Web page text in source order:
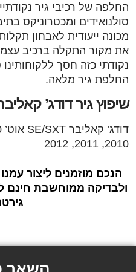
החלפה של רכיבי גיר
מכונה ייעודית לאבחון
את מקור התקלה ברכיב
נקודתי כזה חסך
החלפת גיר מלאה.
שיפוץ גיר דודג’
2010, 2011, 2012
הנכם מוזמנים ליצור
ולבדיקה ממוחשבת חינם ל